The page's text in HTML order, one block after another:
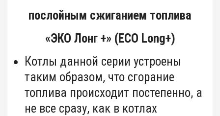
послойным сжиганием топлива
«ЭКО Лонг +» (ЕСО Long+)
Котлы данной серии устроены
таким образом, что сгорание
топлива происходит постепенно, а
не все сразу, как в котлах